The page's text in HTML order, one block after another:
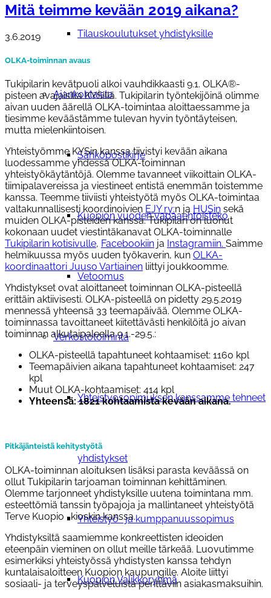
Tilauskoulutukset yhdistyksille
Ajankohtaista
Sähköpostikirje
Kuopion vuoden vapaaehtoisteko
Vetoomus
Verkostotoiminta
Yhteistyosopimuksen kanssamme tehneet
yhdistykset
Yhteistyö- ja kumppanuussopimus
Kuopion Valikkoryhmä
Mitä teimme kevään 2019 aikana?
3.6.2019
OLKA-toiminnan avaus
Tukipilarin kevätpuoli alkoi vauhdikkaasti 9.1. OLKA®-
pisteen avajaisilla KYSillä. Tukipilarin työntekijöinä olimme
aivan uuden äärellä OLKA-toimintaa aloittaessamme ja
tiesimme keväästämme tulevan hyvin työntäyteisen,
mutta mielenkiintoisen.
Yhteistyömme KYSin kanssa tiivistyi kevään aikana
luodessamme yhdessä OLKA-toiminnan
yhteistyökäytäntöjä. Olemme tavanneet viikoittain OLKA-
tiimipalavereissa ja viestineet entistä enemmän toistemme
kanssa. Teemme tiiviisti yhteistyötä myös OLKA-toimintaa
valtakunnallisesti koordinoivien EJY ry:n ja HUSin sekä
muiden OLKA-pisteiden kanssa. Tukipilari on luonut
kokonaan uudet viestintäkanavat OLKA-toiminnalle
Tukipilarin kotisivulle, Facebookiin ja Instagramiin. Saimme
helmikuussa myös uuden työkaverin, kun OLKA-
koordinaattori Juuso Vartiainen liittyi joukkoomme.
Yhdistykset ovat aloittaneet toiminnan OLKA-pisteellä
erittäin aktiivisesti. OLKA-pisteellä on pidetty 29.5.2019
mennessä yhteensä 33 teemapäivää. Olemme OLKA-
toiminnassa tavoittaneet kiitettävästi henkilöitä jo aivan
toiminnan alkutaipaleella 9.1.-29.5.:
OLKA-pisteellä tapahtuneet kohtaamiset: 1160 kpl
Teemapäivien aikana tapahtuneet kohtaamiset: 247
kpl
Muut OLKA-kohtaamiset: 414 kpl
Yhteensä: 1821 kohtaamista kevään aikana.
Pitkäjänteistä kehitystyötä
OLKA-toiminnan aloituksen lisäksi parasta keväässä on
ollut Tukipilarin tarjoaman toiminnan kehittäminen.
Olemme tarjonneet yhdistyksille uutena toimintana mm.
esteettömiä tanssin työpajoja ja mallintaneet yhteistyötä
Terve Kuopio -kioskin kanssa.
Yhdistyksiltä saamiemme konkreettisten ideoiden
eteenpäin vieminen on ollut meille tärkeää. Luovutimme
esimerkiksi yhteistyössä yhdistysten kanssa tehdyn
kuntalaisaloitteen Kuopion kaupungille. Aloite liittyi
sosiaali- ja terveyspalveluista perittäviin asiakasmaksuihin.